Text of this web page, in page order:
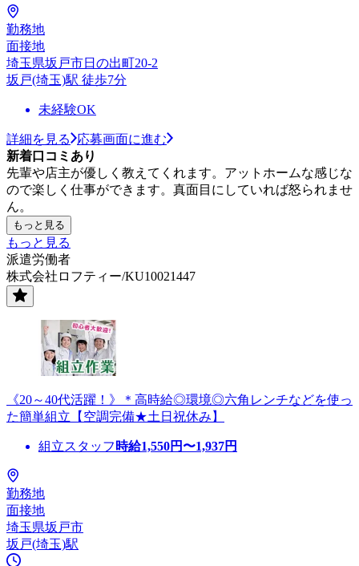
勤務地
面接地
埼玉県坂戸市日の出町20-2
坂戸(埼玉)駅 徒歩7分
未経験OK
詳細を見る
応募画面に進む
新着口コミあり
先輩や店主が優しく教えてくれます。アットホームな感じな
ので楽しく仕事ができます。真面目にしていれば怒られませ
ん。
もっと見る
もっと見る
派遣労働者
株式会社ロフティー/KU10021447
《20～40代活躍！》＊高時給◎環境◎六角レンチなどを使っ
た簡単組立【空調完備★土日祝休み】
組立スタッフ 時給1,550円〜1,937円
勤務地
面接地
埼玉県坂戸市
坂戸(埼玉)駅